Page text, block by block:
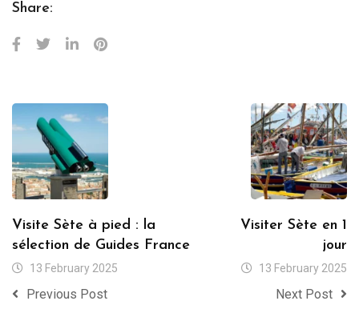
Share:
Visite Sète à pied : la
sélection de Guides France
13 February 2025
Previous Post
Visiter Sète en 1
jour
13 February 2025
Next Post